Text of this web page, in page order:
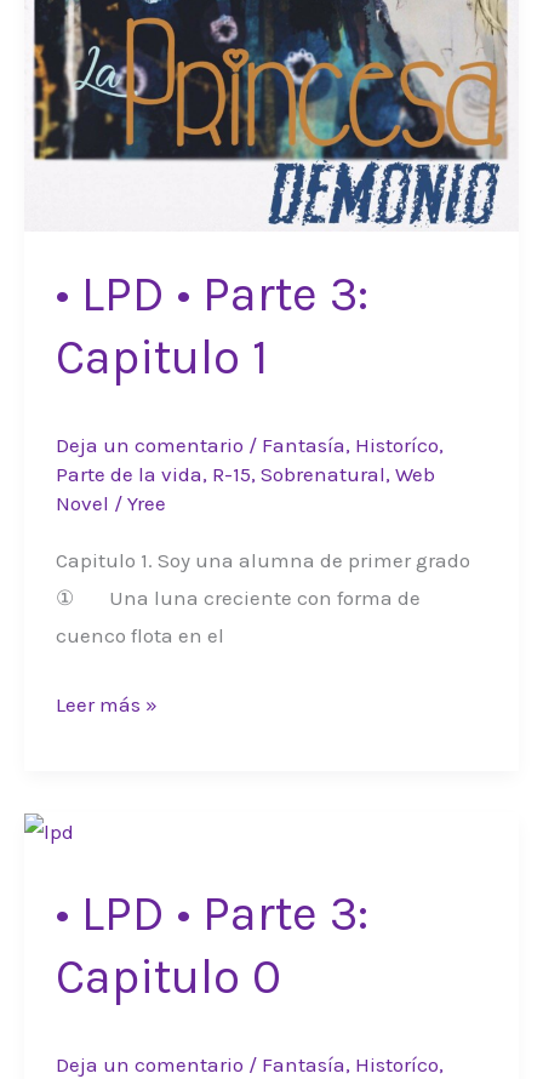
• LPD • Parte 3:
Capitulo 1
Deja un comentario / Fantasía, Historíco,
Parte de la vida, R-15, Sobrenatural, Web
Novel / Yree
Capitulo 1. Soy una alumna de primer grado
① Una luna creciente con forma de
cuenco flota en el
•
1
Leer más »
• LPD • Parte 3:
Capitulo 0
Deja un comentario / Fantasía, Historíco,